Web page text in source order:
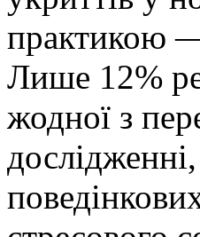
практикою
Лише 12%
жодної з